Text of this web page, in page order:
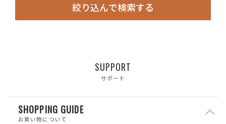
絞り込んで検索する
SUPPORT
サポート
SHOPPING GUIDE
お買い物について